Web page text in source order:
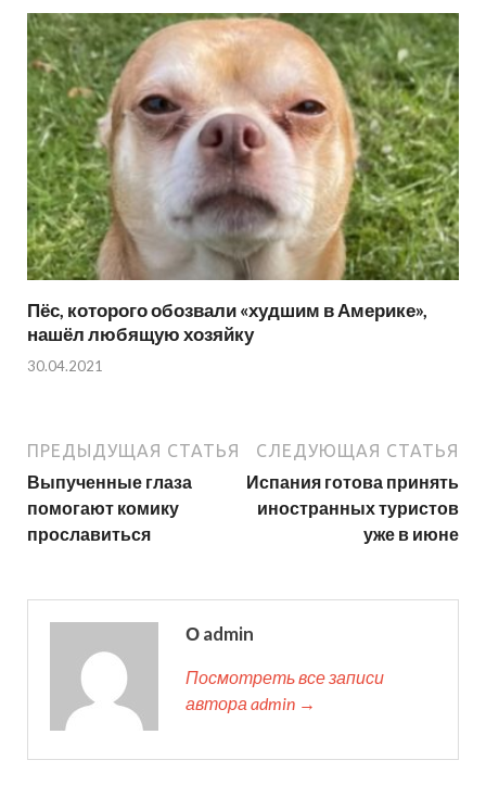
Пёс, которого обозвали «худшим в Америке»,
нашёл любящую хозяйку
30.04.2021
ПРЕДЫДУЩАЯ СТАТЬЯ
Выпученные глаза
помогают комику
прославиться
СЛЕДУЮЩАЯ СТАТЬЯ
Испания готова принять
иностранных туристов
уже в июне
О admin
Посмотреть все записи
автора admin →